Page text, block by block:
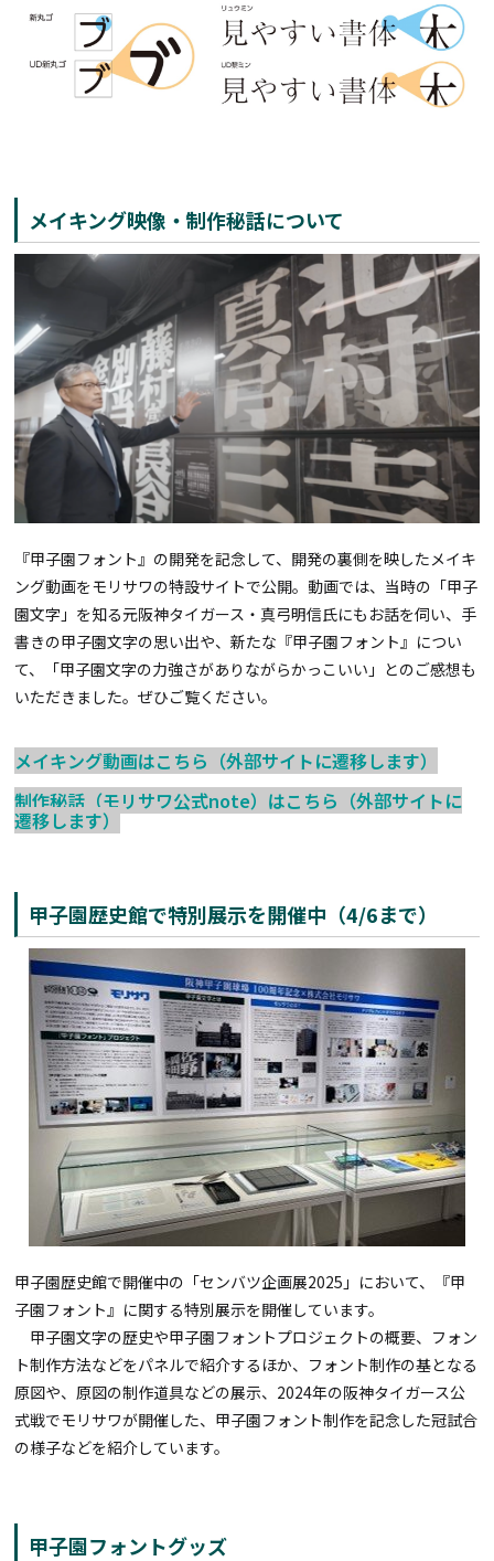
メイキング映像・制作秘話について
『甲子園フォント』の開発を記念して、開発の裏側を映したメイキ
ング動画をモリサワの特設サイトで公開。動画では、当時の「甲子
園文字」を知る元阪神タイガース・真弓明信氏にもお話を伺い、手
書きの甲子園文字の思い出や、新たな『甲子園フォント』につい
て、「甲子園文字の力強さがありながらかっこいい」とのご感想も
いただきました。ぜひご覧ください。
メイキング動画はこちら（外部サイトに遷移します）
制作秘話（モリサワ公式note）はこちら（外部サイトに
遷移します）
甲子園歴史館で特別展示を開催中（4/6まで）
甲子園歴史館で開催中の「センバツ企画展2025」において、『甲
子園フォント』に関する特別展示を開催しています。
甲子園文字の歴史や甲子園フォントプロジェクトの概要、フォン
ト制作方法などをパネルで紹介するほか、フォント制作の基となる
原図や、原図の制作道具などの展示、2024年の阪神タイガース公
式戦でモリサワが開催した、甲子園フォント制作を記念した冠試合
の様子などを紹介しています。
甲子園フォントグッズ